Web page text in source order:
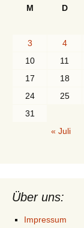
M
D
3
4
10
11
17
18
24
25
31
« Juli
Über uns:
Impressum